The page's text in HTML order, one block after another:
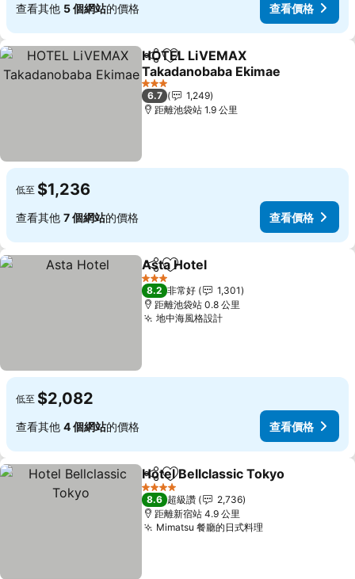
查看其他 5 個網站的價格 查看價格
分享 加入我的最愛
HOTEL LiVEMAX
Takadanobaba Ekimae
查看價格
3 星級
6.7
1,249
距離池袋站 1.9 公里
低至 $1,236
查看其他 7 個網站的價格 查看價格
分享 加入我的最愛
Asta Hotel
3 星級
8.2 非常好
1,301
距離池袋站 0.8 公里
地中海風格設計查看價格
低至 $2,082
查看其他 4 個網站的價格 查看價格
分享 加入我的最愛
Hotel Bellclassic Tokyo
4 星級
8.6 超級讚
2,736
距離新宿站 4.9 公里
Mimatsu 餐廳的日式料理查看價格